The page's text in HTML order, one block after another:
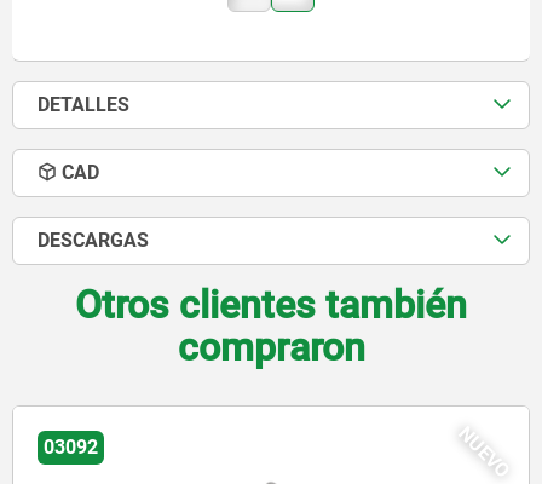
DETALLES
CAD
DESCARGAS
Otros clientes también
compraron
NUEVO
03072-20